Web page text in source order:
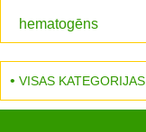
hematogēns
VISAS KATEGORIJAS